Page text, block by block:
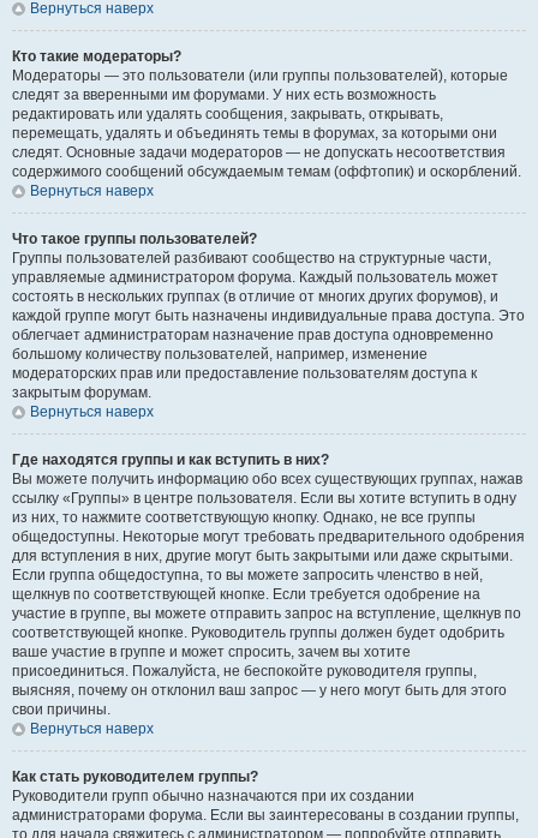
Вернуться наверх
Кто такие модераторы?
Модераторы — это пользователи (или группы пользователей), которые
следят за вверенными им форумами. У них есть возможность
редактировать или удалять сообщения, закрывать, открывать,
перемещать, удалять и объединять темы в форумах, за которыми они
следят. Основные задачи модераторов — не допускать несоответствия
содержимого сообщений обсуждаемым темам (оффтопик) и оскорблений.
Вернуться наверх
Что такое группы пользователей?
Группы пользователей разбивают сообщество на структурные части,
управляемые администратором форума. Каждый пользователь может
состоять в нескольких группах (в отличие от многих других форумов), и
каждой группе могут быть назначены индивидуальные права доступа. Это
облегчает администраторам назначение прав доступа одновременно
большому количеству пользователей, например, изменение
модераторских прав или предоставление пользователям доступа к
закрытым форумам.
Вернуться наверх
Где находятся группы и как вступить в них?
Вы можете получить информацию обо всех существующих группах, нажав
ссылку «Группы» в центре пользователя. Если вы хотите вступить в одну
из них, то нажмите соответствующую кнопку. Однако, не все группы
общедоступны. Некоторые могут требовать предварительного одобрения
для вступления в них, другие могут быть закрытыми или даже скрытыми.
Если группа общедоступна, то вы можете запросить членство в ней,
щелкнув по соответствующей кнопке. Если требуется одобрение на
участие в группе, вы можете отправить запрос на вступление, щелкнув по
соответствующей кнопке. Руководитель группы должен будет одобрить
ваше участие в группе и может спросить, зачем вы хотите
присоединиться. Пожалуйста, не беспокойте руководителя группы,
выясняя, почему он отклонил ваш запрос — у него могут быть для этого
свои причины.
Вернуться наверх
Как стать руководителем группы?
Руководители групп обычно назначаются при их создании
администраторами форума. Если вы заинтересованы в создании группы,
то для начала свяжитесь с администратором — попробуйте отправить